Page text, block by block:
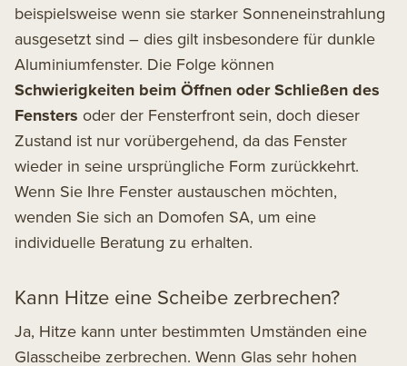
beispielsweise wenn sie starker Sonneneinstrahlung
ausgesetzt sind – dies gilt insbesondere für dunkle
Aluminiumfenster. Die Folge können
Schwierigkeiten beim Öffnen oder Schließen des
Fensters oder der Fensterfront sein, doch dieser
Zustand ist nur vorübergehend, da das Fenster
wieder in seine ursprüngliche Form zurückkehrt.
Wenn Sie Ihre Fenster austauschen möchten,
wenden Sie sich an Domofen SA, um eine
individuelle Beratung zu erhalten.
Kann Hitze eine Scheibe zerbrechen?
Ja, Hitze kann unter bestimmten Umständen eine
Glasscheibe zerbrechen. Wenn Glas sehr hohen